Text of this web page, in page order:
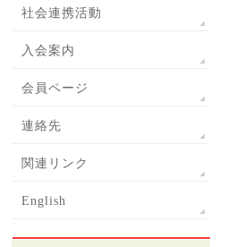
社会連携活動
入会案内
会員ページ
連絡先
関連リンク
English